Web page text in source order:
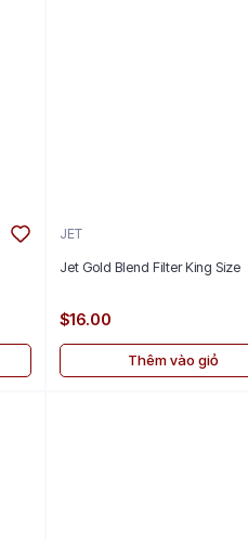
JET
Jet Gold Blend Filter King Size
$16.00
Thêm vào giỏ